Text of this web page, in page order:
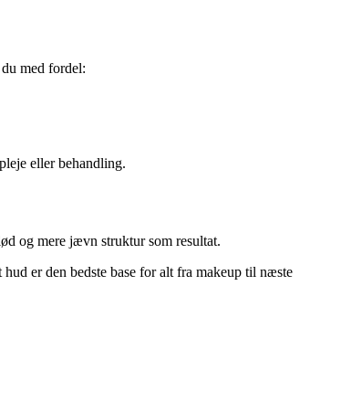
med fordel:
eller behandling.
og mere jævn struktur som resultat.
er den bedste base for alt fra makeup til næste